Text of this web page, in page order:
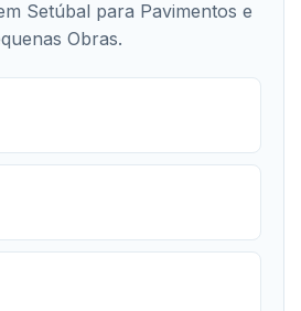
Setúbal para Pavimentos e
Obras.